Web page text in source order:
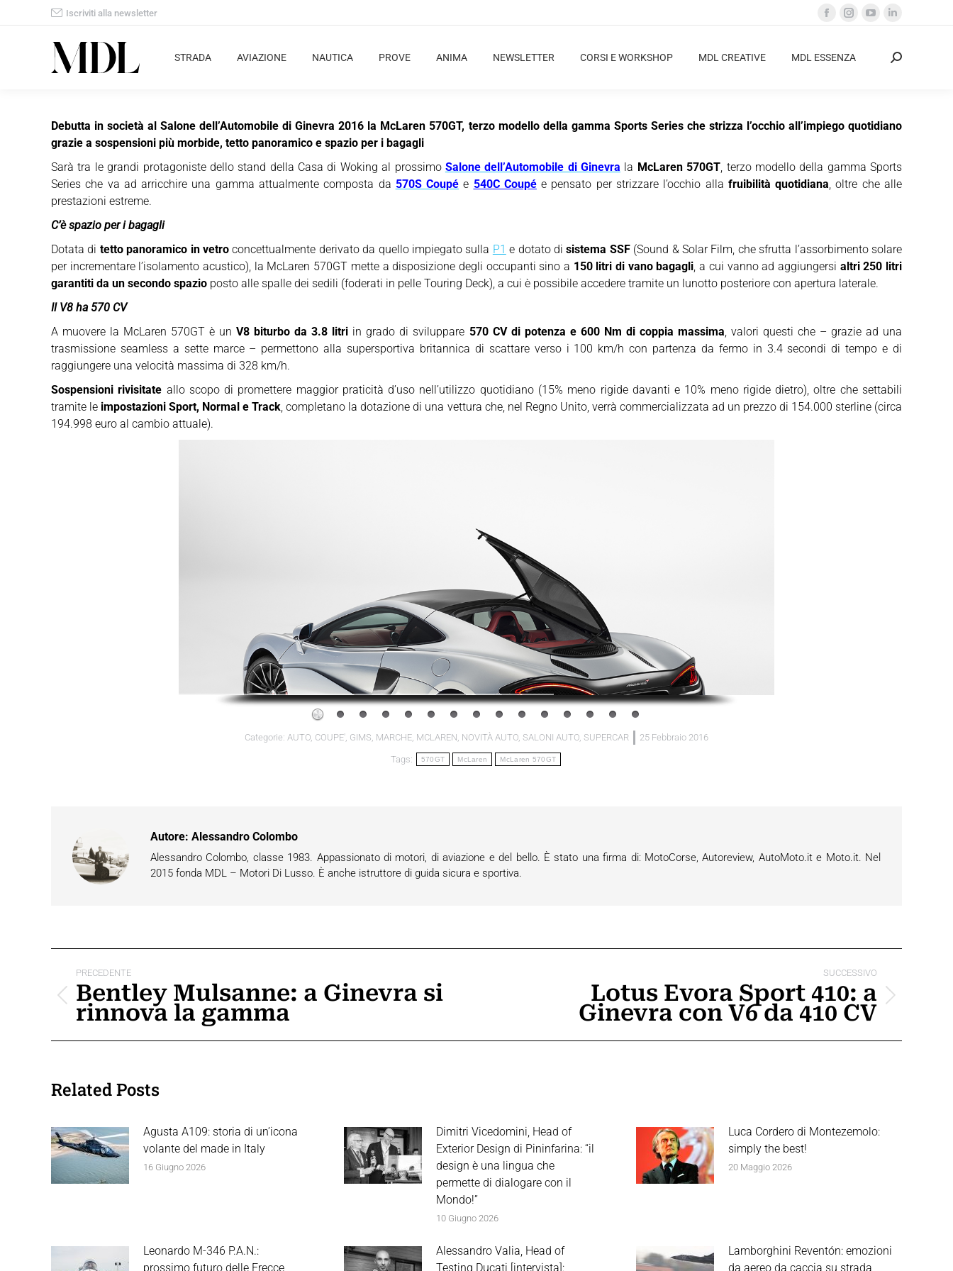
Iscriviti alla newsletter
Facebook
opens
Instagram
opens
YouTube
opens
Linkedin
opens
STRADA AVIAZIONE NAUTICA PROVE ANIMA NEWSLETTER CORSI E WORKSHOP MDL CREATIVE MDL ESSENZA Cerca:
Debutta in società al Salone dell’Automobile di Ginevra 2016 la McLaren 570GT, terzo modello della gamma Sports Series che strizza l’occhio all’impiego quotidiano
grazie a sospensioni più morbide, tetto panoramico e spazio per i bagagli
Sarà tra le grandi protagoniste dello stand della Casa di Woking al prossimo Salone dell’Automobile di Ginevra la McLaren 570GT, terzo modello della gamma Sports
Series che va ad arricchire una gamma attualmente composta da 570S Coupé e 540C Coupée pensato per strizzare l’occhio alla fruibilità quotidiana, oltre che alle
prestazioni estreme.
C’è spazio per i bagagli
Dotata di tetto panoramico in vetro concettualmente derivato da quello impiegato sulla P1 e dotato disistema SSF(Sound & Solar Film, che sfrutta l’assorbimento solare
per incrementare l’isolamento acustico), la McLaren 570GT mette a disposizione degli occupanti sino a 150 litri di vano bagagli, a cui vanno ad aggiungersi altri 250 litri
garantiti da un secondo spazio posto alle spalle dei sedili (foderati in pelle Touring Deck), a cui è possibile accedere tramite un lunotto posteriore con apertura laterale.
Il V8 ha 570 CV
A muovere la McLaren 570GT è unV8 biturbo da 3.8 litri in grado di sviluppare 570 CV di potenza e 600 Nm di coppia massima, valori questi che – grazie ad una
trasmissione seamless a sette marce – permettono alla supersportiva britannica di scattare verso i 100 km/h con partenza da fermo in 3.4 secondi di tempo e di
raggiungere una velocità massima di 328 km/h.
Sospensioni rivisitate allo scopo di promettere maggior praticità d’uso nell’utilizzo quotidiano (15% meno rigide davanti e 10% meno rigide dietro), oltre che settabili
tramite le impostazioni Sport, Normal e Track, completano la dotazione di una vettura che, nel Regno Unito, verrà commercializzata ad un prezzo di 154.000 sterline (circa
194.998 euro al cambio attuale).
Categorie: AUTO, COUPE', GIMS, MARCHE, MCLAREN, NOVITÀ AUTO, SALONI AUTO, SUPERCAR 25 Febbraio 2016
Tags: 570GT McLaren McLaren 570GT
Autore: Alessandro Colombo
Alessandro Colombo, classe 1983. Appassionato di motori, di aviazione e del bello. È stato una firma di: MotoCorse, Autoreview, AutoMoto.it e Moto.it. Nel
2015 fonda MDL – Motori Di Lusso. È anche istruttore di guida sicura e sportiva.
tra
post
PRECEDENTE
Post
precedente:
Bentley Mulsanne: a Ginevra si
rinnova la gamma
SUCCESSIVO
Lotus Evora Sport 410: a
Ginevra con V6 da 410 CV
Related Posts
Agusta A109: storia di un’icona
volante del made in Italy
16 Giugno 2026
Dimitri Vicedomini, Head of
Exterior Design di Pininfarina: “il
design è una lingua che
permette di dialogare con il
Mondo!”
10 Giugno 2026
Luca Cordero di Montezemolo:
simply the best!
20 Maggio 2026
Leonardo M-346 P.A.N.:
prossimo futuro delle Frecce
Alessandro Valia, Head of
Testing Ducati [intervista]:
Lamborghini Reventón: emozioni
da aereo da caccia su strada